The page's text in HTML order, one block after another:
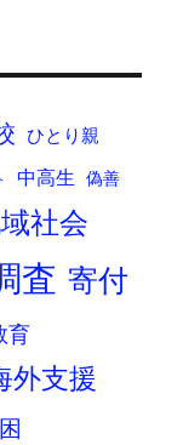
ひとり親
中高生 偽善
社会
査 寄付
育
外支援